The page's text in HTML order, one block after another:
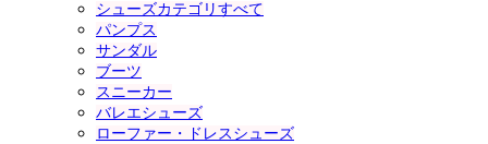
シューズカテゴリすべて
パンプス
サンダル
ブーツ
スニーカー
バレエシューズ
ローファー・ドレスシューズ